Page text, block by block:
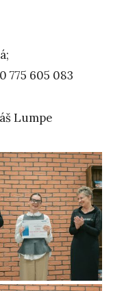
775 605 083
Lumpe